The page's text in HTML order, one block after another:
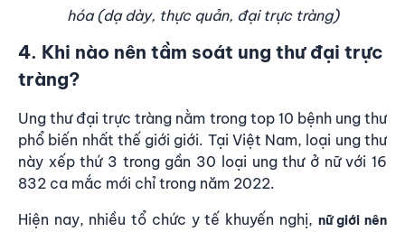
hóa (dạ dày, thực quản, đại trực tràng)
4. Khi nào nên tầm soát ung thư đại trực
tràng?
Ung thư đại trực tràng nằm trong top 10 bệnh ung thư
phổ biến nhất thế giới giới. Tại Việt Nam, loại ung thư
này xếp thứ 3 trong gần 30 loại ung thư ở nữ với 16
832 ca mắc mới chỉ trong năm 2022.
Hiện nay, nhiều tổ chức y tế khuyến nghị, nữ giới nên